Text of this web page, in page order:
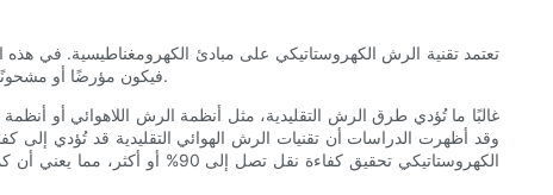
تعتمد تقنية الرش الكهروستاتيكي على مبادئ الكهرومغناطيسية. في
فيكون مؤرضًا أو مشحونًا بشحنة سالبة. يُولّد فرق الشحنة هذا قوة تجاذب تدفع جزيئات الطلاء نحو السطح، مما يسمح بتوزيع الطلاء بشكل أكثر تجانسًا ويقلل من الرش الزائد.
غالبًا ما تُؤدي طرق الرش التقليدية، مثل أنظمة الرش اللاهوائي أو
الكهروستاتيكي تحقيق كفاءة